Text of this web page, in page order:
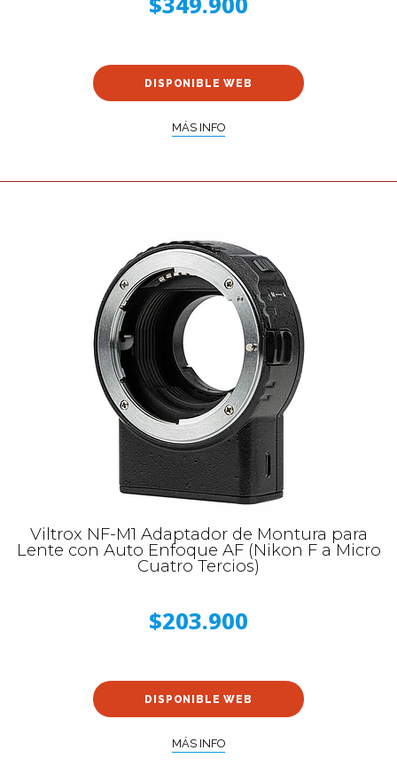
DISPONIBLE WEB
MÁS INFO
Viltrox NF-M1 Adaptador de Montura para
Lente con Auto Enfoque AF (Nikon F a Micro
Cuatro Tercios)
$203.900
DISPONIBLE WEB
MÁS INFO